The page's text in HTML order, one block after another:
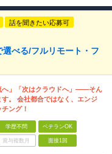
話を聞きたい応募可
べる/フルリモート・フ
へ」「次はクラウドへ」――そん
。 会社都合ではなく、エンジ
ング！
学歴不問 ベテランOK
賞与複数月 面接1回